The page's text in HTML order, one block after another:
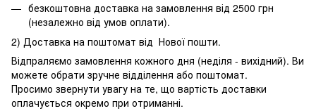
безкоштовна доставка на замовлення від 2500 грн
(незалежно від умов оплати).
2) Доставка на поштомат від Нової пошти.
Відпраляємо замовлення кожного дня (неділя - вихідний). Ви
можете обрати зручне відділення або поштомат.
Просимо звернути увагу на те, що вартість доставки
оплачується окремо при отриманні.